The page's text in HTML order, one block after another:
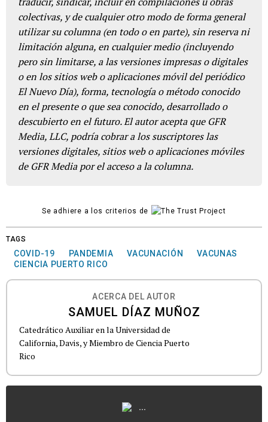
colectivas, y de cualquier otro modo de forma general
utilizar su columna (en todo o en parte), sin reserva ni
limitación alguna, en cualquier medio (incluyendo
pero sin limitarse, a las versiones impresas o digitales
o en los sitios web o aplicaciones móvil del periódico
El Nuevo Día), forma, tecnología o método conocido
en el presente o que sea conocido, desarrollado o
descubierto en el futuro. El autor acepta que GFR
Media, LLC, podría cobrar a los suscriptores las
versiones digitales, sitios web o aplicaciones móviles
de GFR Media por el acceso a la columna.
Se adhiere a los criterios de
TAGS
COVID-19 PANDEMIA VACUNACIÓN
VACUNAS
CIENCIA PUERTO RICO
ACERCA DEL AUTOR
SAMUEL DÍAZ MUÑOZ
Catedrático Auxiliar en la Universidad de
California, Davis, y Miembro de Ciencia Puerto
Rico
...